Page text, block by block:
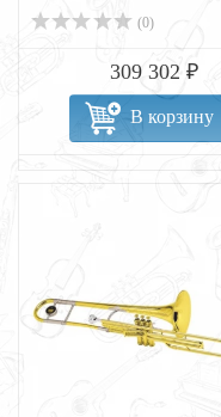
(0)
309 302 ₽
В корзину